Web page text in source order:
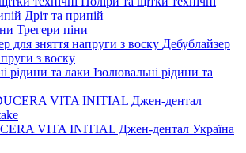
Дріт та припій
Трегери піни
Дебублайзер
з воску
Ізолювальні рідини та
VITA INITIAL Джен-дентал Україна